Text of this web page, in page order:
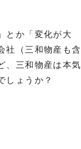
とか「変化が大
社（三和物産も含
、三和物産は本気
しょうか？